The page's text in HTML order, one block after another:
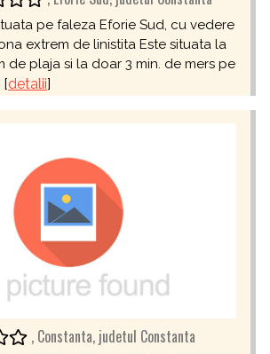
pe faleza Eforie Sud, cu vedere
extrem de linistita Este situata la
de plaja si la doar 3 min. de mers pe
[detalii]
, Constanta, judetul Constanta